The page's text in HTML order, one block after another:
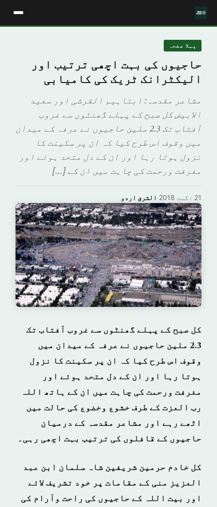
پہلا صفحہ
حاجیوں کی بہت اچھی ترتیب اور
الیکٹرانک ٹریک کی کامیابی
مشاعر مقدسہ: ابتاہیم القرشی اور سعید
الابیض کل صبح کے پہلے گھنٹوں سے غروب
آفتاب تک 2.3 ملین حاجیوں نے عرفہ کے میدان
میں وقوف اس طرح کیا کہ ان پر سکینت کا
نزول ہوتا رہا اور ان کے دل متحد ہوئے اور
مغرفت ورحمت کی چاہت میں ان کے […]
الشرق اردو · 21 اگست 2018
کل صبح کے پہلے گھنٹوں سے غروب آفتاب تک
2.3 ملین حاجیوں نے عرفہ کے میدان میں
وقوف اس طرح کیا کہ ان پر سکینت کا نزول
ہوتا رہا اور ان کے دل متحد ہوئے اور
مغرفت ورحمت کی چاہت میں ان کے ہاتھ اللہ
رب العزت کے طرف خشوع وخضوع کی حالت میں
اٹھے رہے اور مشاعر مقدسہ کے درمیان
حاجیوں کے قافلوں کی ترتیب بہت اچھی رہی۔
کل خادم حرمین شریفین شاہ سلمان ابن عبد
العزیز منی کے مقامات پر خود تشریف لائے
اور بیت اللہ کے حاجیوں کی راحت وآرام کی